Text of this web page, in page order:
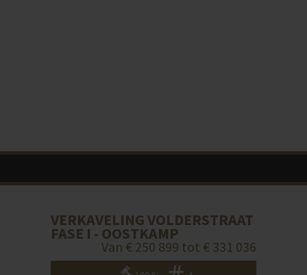
VERKAVELING VOLDERSTRAAT
FASE I - OOSTKAMP
Van € 250 899 tot € 331 036